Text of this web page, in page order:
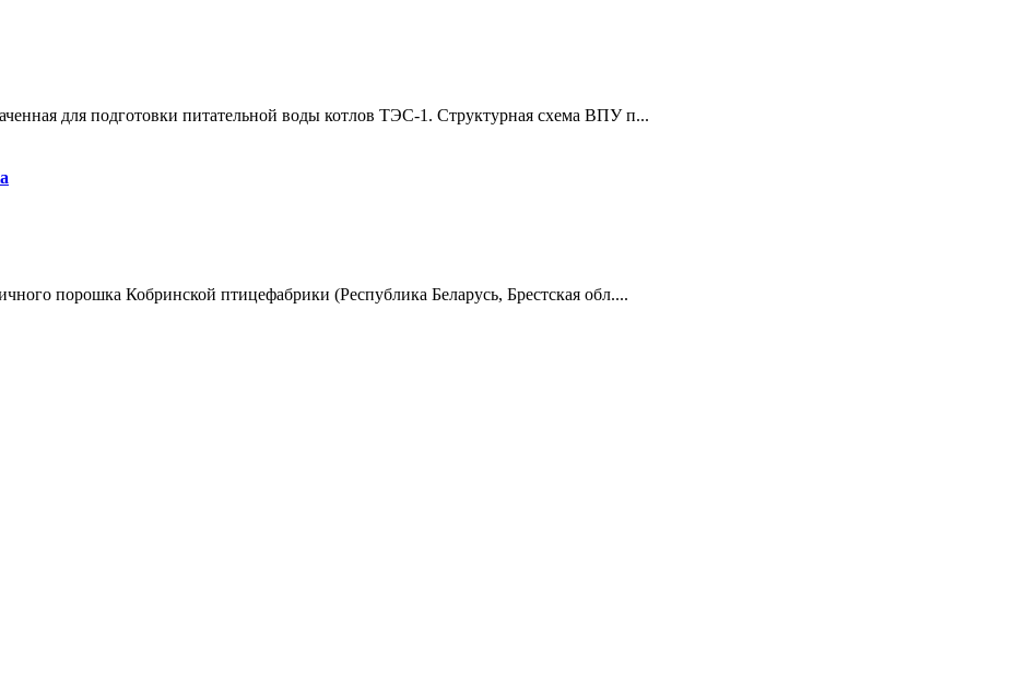
для подготовки питательной воды котлов ТЭС-1. Структурная схема ВПУ п...
порошка Кобринской птицефабрики (Республика Беларусь, Брестская обл....